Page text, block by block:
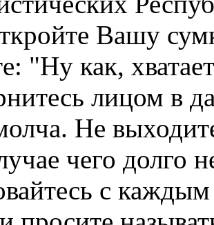
Вашу
"Ну как,
лицом в
Не
чего долго
с